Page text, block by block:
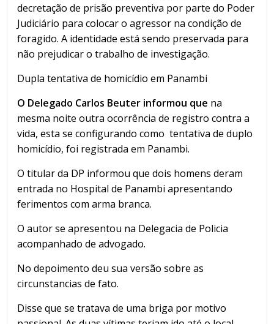
decretação de prisão preventiva por parte do Poder
Judiciário para colocar o agressor na condição de
foragido. A identidade está sendo preservada para
não prejudicar o trabalho de investigação.
Dupla tentativa de homicídio em Panambi
O Delegado Carlos Beuter informou que na
mesma noite outra ocorrência de registro contra a
vida, esta se configurando como tentativa de duplo
homicídio, foi registrada em Panambi.
O titular da DP informou que dois homens deram
entrada no Hospital de Panambi apresentando
ferimentos com arma branca.
O autor se apresentou na Delegacia de Policia
acompanhado de advogado.
No depoimento deu sua versão sobre as
circunstancias de fato.
Disse que se tratava de uma briga por motivo